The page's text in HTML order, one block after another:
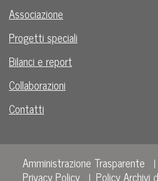
Associazione
Progetti speciali
Bilanci e report
Collaborazioni
Contatti
Amministrazione Trasparente
Privacy Policy
Policy Archivi